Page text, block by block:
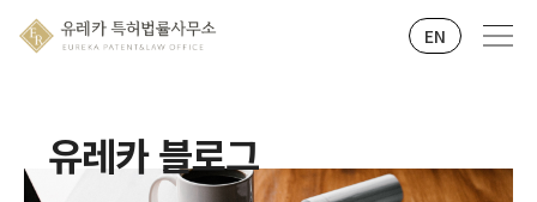
EN
유레카 블로그